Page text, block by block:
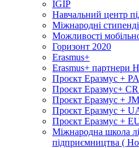
IGIP
Навчальний центр
Міжнародні
Можливості
Горизонт 2020
Erasmus+
Erasmus+
Проєкт Еразмус +
Проєкт Еразмус+
Проєкт Еразмус +
Проєкт Еразмус +
Проєкт Еразмус +
Міжнародна школа
підприємництва (